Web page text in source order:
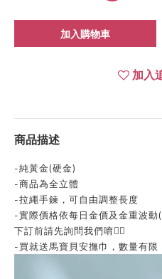
加入購物車
加入
商品描述
-純黃金(硬金)
-商品為全立體
-拉繩手鍊，可自由調整長度
-實際價格依每日金價及金重波動
下訂前請先詢問我們唷👍🏻
-買就送馬寶貝安撫巾，數量有